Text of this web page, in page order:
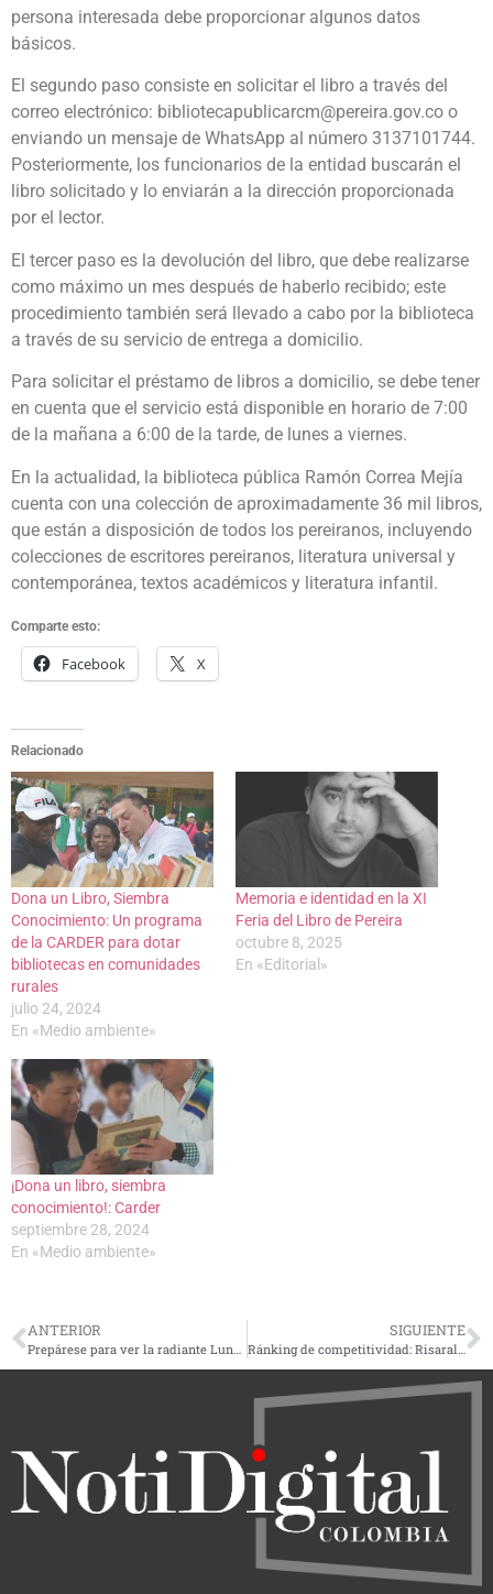
persona interesada debe proporcionar algunos datos
básicos.
El segundo paso consiste en solicitar el libro a través del
correo electrónico: bibliotecapublicarcm@pereira.gov.co o
enviando un mensaje de WhatsApp al número 3137101744.
Posteriormente, los funcionarios de la entidad buscarán el
libro solicitado y lo enviarán a la dirección proporcionada
por el lector.
El tercer paso es la devolución del libro, que debe realizarse
como máximo un mes después de haberlo recibido; este
procedimiento también será llevado a cabo por la biblioteca
a través de su servicio de entrega a domicilio.
Para solicitar el préstamo de libros a domicilio, se debe tener
en cuenta que el servicio está disponible en horario de 7:00
de la mañana a 6:00 de la tarde, de lunes a viernes.
En la actualidad, la biblioteca pública Ramón Correa Mejía
cuenta con una colección de aproximadamente 36 mil libros,
que están a disposición de todos los pereiranos, incluyendo
colecciones de escritores pereiranos, literatura universal y
contemporánea, textos académicos y literatura infantil.
Comparte esto:
Facebook X
Relacionado
Dona un Libro, Siembra
Conocimiento: Un programa
de la CARDER para dotar
bibliotecas en comunidades
rurales
julio 24, 2024
En «Medio ambiente»
Memoria e identidad en la XI
Feria del Libro de Pereira
octubre 8, 2025
En «Editorial»
¡Dona un libro, siembra
conocimiento!: Carder
septiembre 28, 2024
En «Medio ambiente»
ANTERIOR
Prepárese para ver la radiante Luna de Flores en Colombia el próximo jueves 23 de mayo
SIGUIENTE
Ránking de competitividad: Risaralda es uno de los departamentos mejor ubicados, pero hay cosas por trabajar